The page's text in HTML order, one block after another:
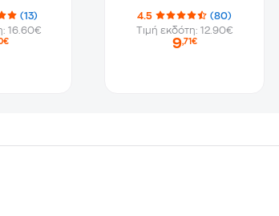
(13)
16.60€
4.5
(80)
Τιμή εκδότη: 12.90€
9,71€